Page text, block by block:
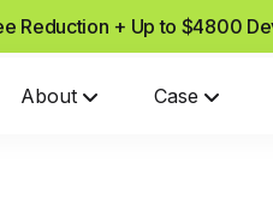
Reduction + Up to $4800
About Case